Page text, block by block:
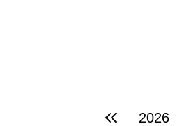
poprzedni rok2026